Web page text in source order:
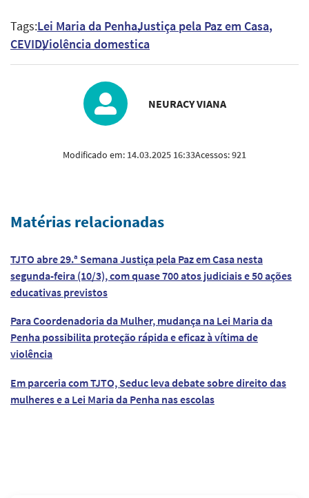
Tags:Lei Maria da PenhaJustiça pela Paz em Casa
CEVIDViolência domestica
NEURACY VIANA
Modificado em: 14.03.2025 16:33Acessos:921
Matérias relacionadas
TJTO abre 29.ª Semana Justiça pela Paz em Casa nesta
segunda-feira (10/3), com quase 700 atos judiciais e 50 ações
educativas previstos
Para Coordenadoria da Mulher, mudança na Lei Maria da
Penha possibilita proteção rápida e eficaz à vítima de
violência
Em parceria com TJTO, Seduc leva debate sobre direito das
mulheres e a Lei Maria da Penha nas escolas